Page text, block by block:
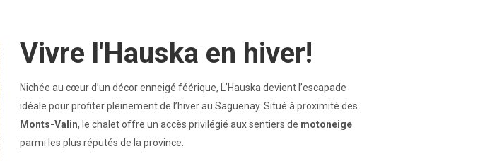
Vivre l'Hauska en hiver!
Nichée au cœur d’un décor enneigé féérique, L’Hauska devient l’escapade
idéale pour profiter pleinement de l’hiver au Saguenay. Situé à proximité des
Monts-Valin, le chalet offre un accès privilégié aux sentiers de motoneige
parmi les plus réputés de la province.